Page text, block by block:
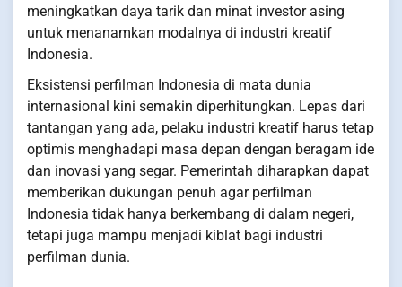
meningkatkan daya tarik dan minat investor asing
untuk menanamkan modalnya di industri kreatif
Indonesia.
Eksistensi perfilman Indonesia di mata dunia
internasional kini semakin diperhitungkan. Lepas dari
tantangan yang ada, pelaku industri kreatif harus tetap
optimis menghadapi masa depan dengan beragam ide
dan inovasi yang segar. Pemerintah diharapkan dapat
memberikan dukungan penuh agar perfilman
Indonesia tidak hanya berkembang di dalam negeri,
tetapi juga mampu menjadi kiblat bagi industri
perfilman dunia.